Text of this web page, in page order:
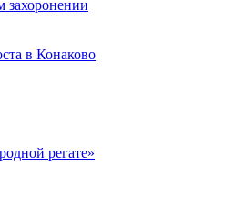
захоронении
в Конаково
регате»